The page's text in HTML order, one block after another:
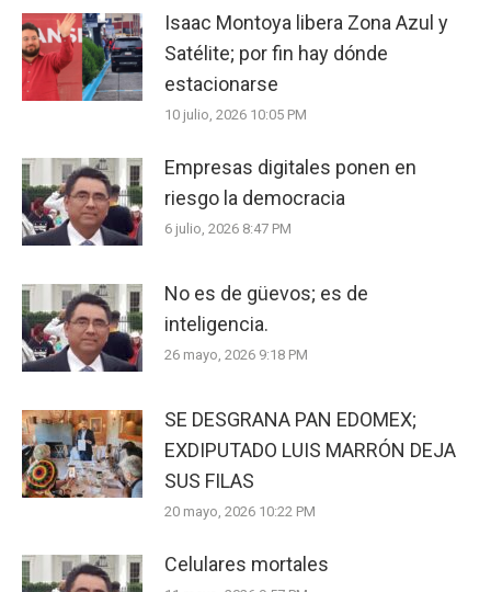
Isaac Montoya libera Zona Azul y
Satélite; por fin hay dónde
estacionarse
10 julio, 2026 10:05 PM
Empresas digitales ponen en
riesgo la democracia
6 julio, 2026 8:47 PM
No es de güevos; es de
inteligencia.
26 mayo, 2026 9:18 PM
SE DESGRANA PAN EDOMEX;
EXDIPUTADO LUIS MARRÓN DEJA
SUS FILAS
20 mayo, 2026 10:22 PM
Celulares mortales